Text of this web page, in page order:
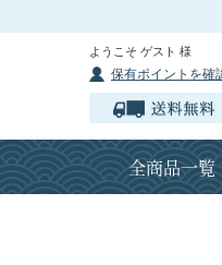
ようこそ ゲスト 様
保有ポイントを確
全商品一覧